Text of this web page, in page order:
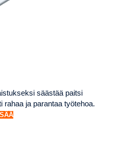
säästää paitsi
ja parantaa työtehoa.